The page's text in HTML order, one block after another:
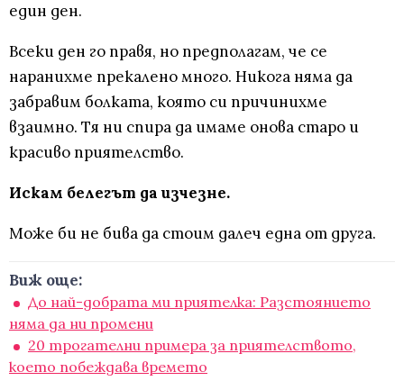
един ден.
Всеки ден го правя, но предполагам, че се
наранихме прекалено много. Никога няма да
забравим болката, която си причинихме
взаимно. Тя ни спира да имаме онова старо и
красиво приятелство.
Искам белегът да изчезне.
Може би не бива да стоим далеч една от друга.
Виж още:
До най-добрата ми приятелка: Разстоянието
няма да ни промени
20 трогателни примера за приятелството,
което побеждава времето